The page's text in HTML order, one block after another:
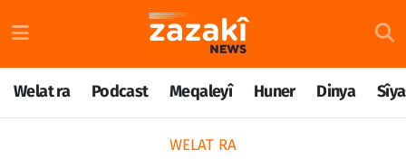
Welat ra Podcast Meqaleyî Huner Dinya
WELAT RA
Welat ra
Podcast
Nöbetçi Eczaneler
Hava Durumu